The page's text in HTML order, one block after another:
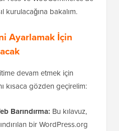
kurulacağına bakalım.
Ayarlamak İçin
devam etmek için
kısaca gözden geçirelim:
Barındırma: Bu kılavuz,
bir WordPress.org